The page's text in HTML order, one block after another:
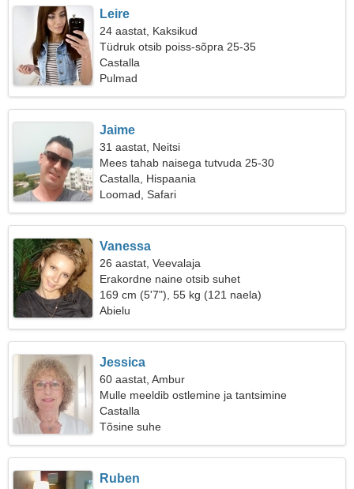
Leire
24 aastat, Kaksikud
Tüdruk otsib poiss-sõpra 25-35
Castalla
Pulmad
Jaime
31 aastat, Neitsi
Mees tahab naisega tutvuda 25-30
Castalla, Hispaania
Loomad, Safari
Vanessa
26 aastat, Veevalaja
Erakordne naine otsib suhet
169 cm (5'7"), 55 kg (121 naela)
Abielu
Jessica
60 aastat, Ambur
Mulle meeldib ostlemine ja tantsimine
Castalla
Tõsine suhe
Ruben